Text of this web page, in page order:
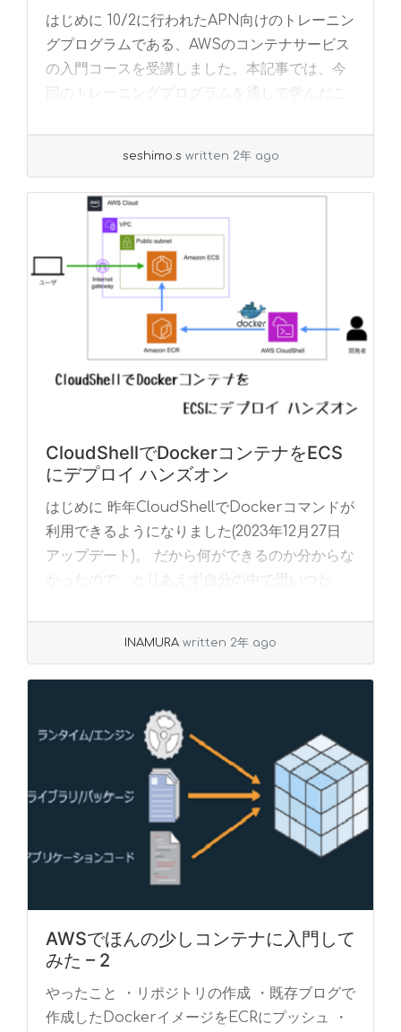
はじめに 10/2に行われたAPN向けのトレーニン
グプログラムである、AWSのコンテナサービス
の入門コースを受講しました。本記事では、今
回のトレーニングプログラムを通して学んだこ
seshimo.s written 2年 ago
CloudShellでDockerコンテナをECS
にデプロイ ハンズオン
はじめに 昨年CloudShellでDockerコマンドが
利用できるようになりました(2023年12月27日
アップデート)。 だから何ができるのか分からな
かったので、とりあえず自分の中で思いつた
INAMURA written 2年 ago
AWSでほんの少しコンテナに入門して
みた – 2
やったこと ・リポジトリの作成 ・既存ブログで
作成したDockerイメージをECRにプッシュ ・